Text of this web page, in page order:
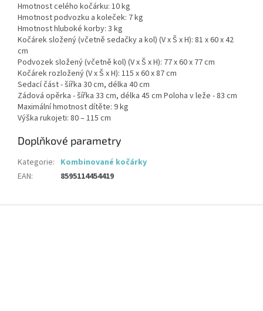
Hmotnost celého kočárku: 10 kg
Hmotnost podvozku a koleček: 7 kg
Hmotnost hluboké korby: 3 kg
Kočárek složený (včetně sedačky a kol) (V x Š x H): 81 x 60 x 42
cm
Podvozek složený (včetně kol) (V x Š x H): 77 x 60 x 77 cm
Kočárek rozložený (V x Š x H): 115 x 60 x 87 cm
Sedací část - šířka 30 cm, délka 40 cm
Zádová opěrka - šířka 33 cm, délka 45 cm Poloha v leže - 83 cm
Maximální hmotnost dítěte: 9 kg
Výška rukojeti: 80 – 115 cm
Doplňkové parametry
Kategorie: Kombinované kočárky
EAN: 8595114454419